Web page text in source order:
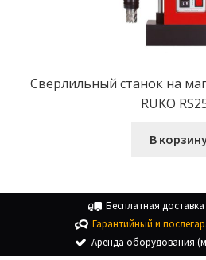
Сверлильный станок на
RUKO
В
Бесплатная
Гарантийный и
Аренда оборудования